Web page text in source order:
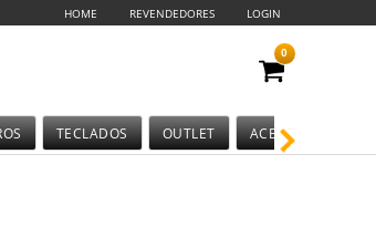
HOME REVENDEDORES LOGIN
0
TECLADOS OUTLET ACESSÓRIOS